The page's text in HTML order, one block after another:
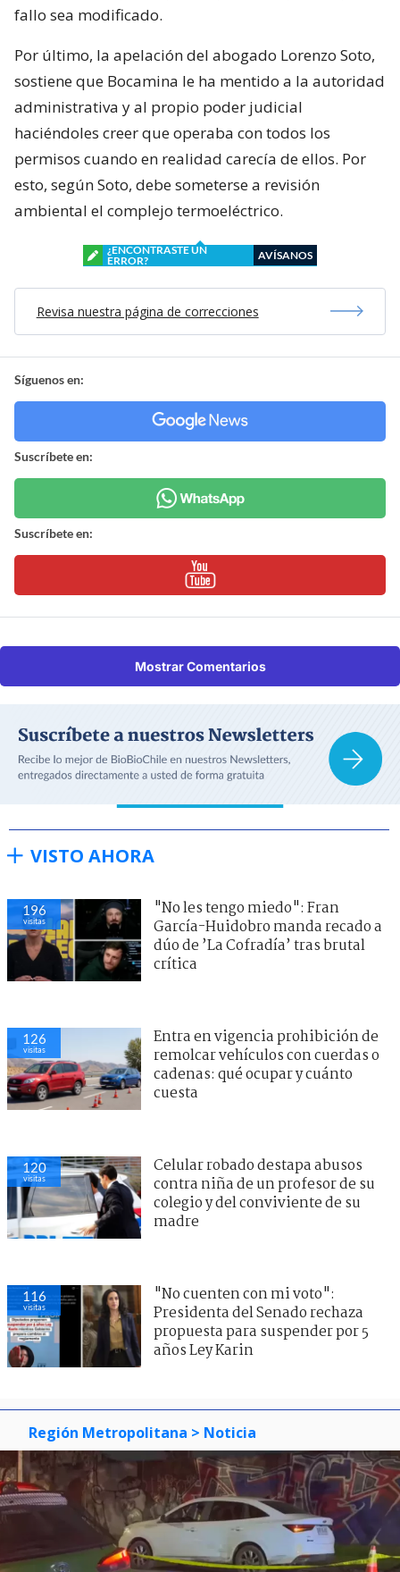
fallo sea modificado.
Por último, la apelación del abogado Lorenzo Soto,
sostiene que Bocamina le ha mentido a la autoridad
administrativa y al propio poder judicial
haciéndoles creer que operaba con todos los
permisos cuando en realidad carecía de ellos. Por
esto, según Soto, debe someterse a revisión
ambiental el complejo termoeléctrico.
¿ENCONTRASTE UN
ERROR?
AVÍSANOS
Revisa nuestra página de correcciones
Síguenos en:
Suscríbete en:
Suscríbete en:
Mostrar Comentarios
VISTO AHORA
196
visitas
"No les tengo miedo": Fran
García-Huidobro manda recado a
dúo de ’La Cofradía’ tras brutal
crítica
126
visitas
Entra en vigencia prohibición de
remolcar vehículos con cuerdas o
cadenas: qué ocupar y cuánto
cuesta
120
visitas
Celular robado destapa abusos
contra niña de un profesor de su
colegio y del conviviente de su
madre
116
visitas
"No cuenten con mi voto":
Presidenta del Senado rechaza
propuesta para suspender por 5
años Ley Karin
Región Metropolitana > Noticia